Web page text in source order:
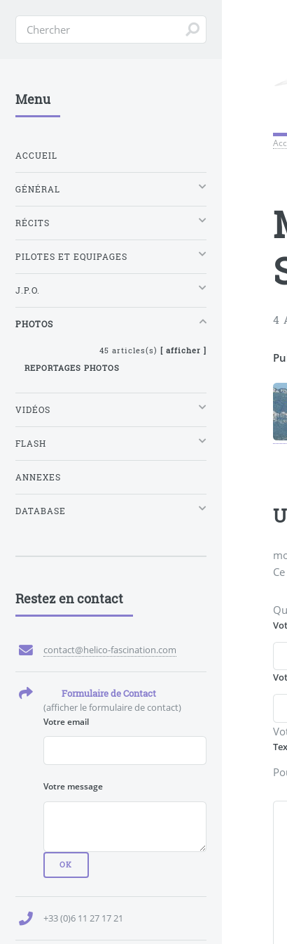
4
Menu
ACCUEIL
GÉNÉRAL
RÉCITS
PILOTES ET EQUIPAGES
J.P.O.
PHOTOS
45 articles(s) [ afficher ]
REPORTAGES PHOTOS
VIDÉOS
FLASH
ANNEXES
DATABASE
Restez en contact
contact@helico-fascination.com
Formulaire de Contact
(afficher le formulaire de contact)
Votre email
Votre message
+33 (0)6 11 27 17 21